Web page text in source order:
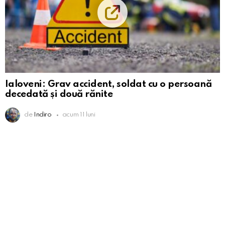
Ialoveni: Grav accident, soldat cu o persoană
decedată și două rănite
de Indiro acum 11 luni